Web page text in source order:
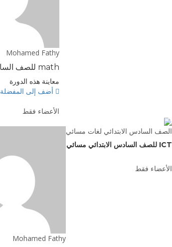
Mohamed Fathy
math للصف السادس الابتدائي مسائي
معاينة هذه الدورة
أضف إلى المفضلة
الأعضاء فقط
الصف السادس الابتدائي لغات مسائي
ICT للصف السادس الابتدائي مسائي
الأعضاء فقط
Mohamed Fathy